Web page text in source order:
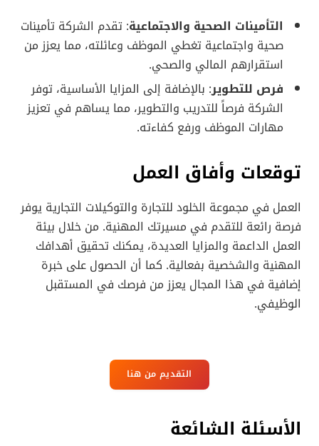
التأمينات الصحية والاجتماعية: تقدم الشركة تأمينات
صحية واجتماعية تغطي الموظف وعائلته، مما يعزز من
استقرارهم المالي والصحي.
فرص للتطوير: بالإضافة إلى المزايا الأساسية، توفر
الشركة فرصاً للتدريب والتطوير، مما يساهم في تعزيز
مهارات الموظف ورفع كفاءته.
توقعات وأفاق العمل
العمل في مجموعة الخلود للتجارة والتوكيلات التجارية يوفر
فرصة رائعة للتقدم في مسيرتك المهنية. من خلال بيئة
العمل الداعمة والمزايا العديدة، يمكنك تحقيق أهدافك
المهنية والشخصية بفعالية. كما أن الحصول على خبرة
إضافية في هذا المجال يعزز من فرصك في المستقبل
الوظيفي.
التقديم من هنا
الأسئلة الشائعة